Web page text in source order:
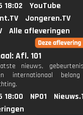
18:02
YouTube
Jongeren.TV
Alle afleveringen
Afl. 101
nieuws,
internationaal
18:00 NPO1